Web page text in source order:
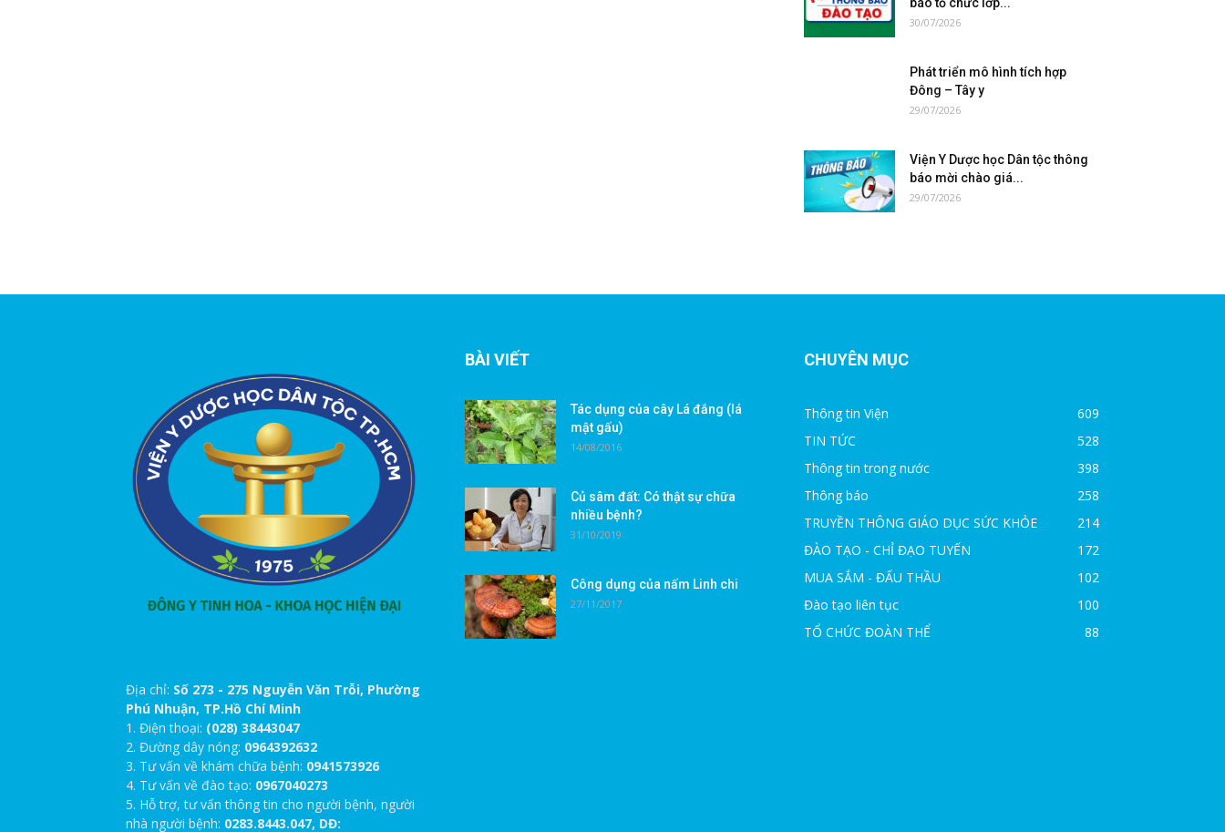
30/07/2026
Phát triển mô hình tích hợp
Đông – Tây y
29/07/2026
Viện Y Dược học Dân tộc thông
báo mời chào giá...
29/07/2026
Địa chỉ: Số 273 - 275 Nguyễn Văn Trỗi, Phường
Phú Nhuận, TP.Hồ Chí Minh
1. Điện thoại: (028) 38443047
2. Đường dây nóng: 0964392632
3. Tư vấn về khám chữa bệnh: 0941573926
4. Tư vấn về đào tạo: 0967040273
5. Hỗ trợ, tư vấn thông tin cho người bệnh, người
nhà người bệnh: 0283.8443.047, DĐ:
BÀI VIẾT
Tác dụng của cây Lá đắng (lá
mật gấu)
14/08/2016
Củ sâm đất: Có thật sự chữa
nhiều bệnh?
31/10/2019
Công dụng của nấm Linh chi
27/11/2017
CHUYÊN MỤC
Thông tin Viện
609
TIN TỨC
528
Thông tin trong nước
398
Thông báo
258
TRUYỀN THÔNG GIÁO DỤC SỨC KHỎE
214
ĐÀO TẠO - CHỈ ĐẠO TUYẾN
172
MUA SẮM - ĐẤU THẦU
102
Đào tạo liên tục
100
TỔ CHỨC ĐOÀN THỂ
88